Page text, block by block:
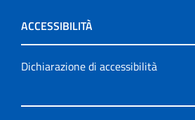
ACCESSIBILITÀ
Dichiarazione di accessibilità